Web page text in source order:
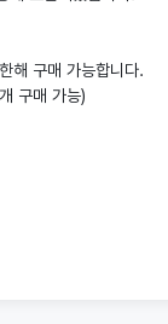
해 구매 가능합니다.
구매 가능)